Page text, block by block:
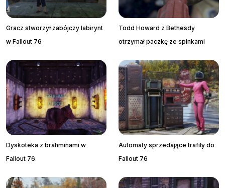
Gracz stworzył zabójczy labirynt
w Fallout 76
Todd Howard z Bethesdy
otrzymał paczkę ze spinkami
Dyskoteka z brahminami w
Fallout 76
Automaty sprzedające trafiły do
Fallout 76